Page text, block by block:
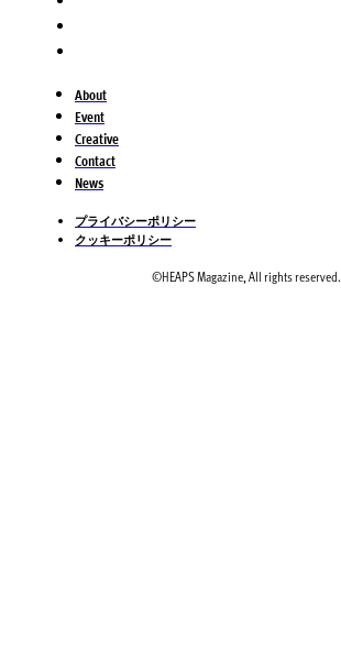
About
Event
Creative
Contact
News
プライバシーポリシー
クッキーポリシー
©HEAPS Magazine, All rights reserved.